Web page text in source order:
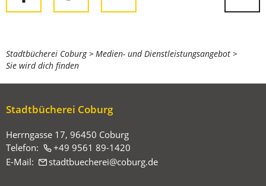
Sie
befinden
hier:
Stadtbücherei Coburg
Medien- und Dienstleistungsangebot
Sie wird dich finden
Stadtbücherei Coburg
Herrngasse 17, 96450 Coburg
Telefon:
+49 9561 89-1420
E-Mail:
stadtbuecherei coburg de